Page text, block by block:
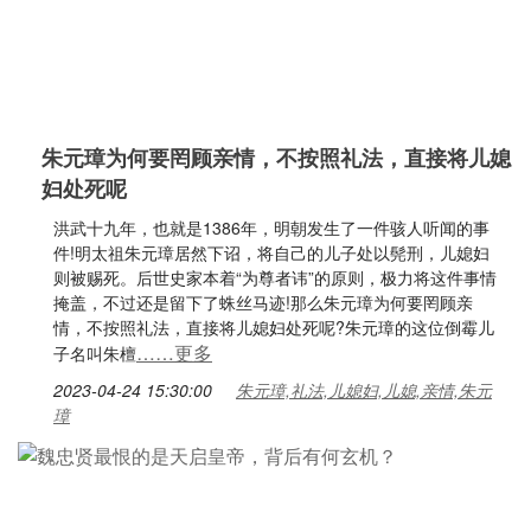
朱元璋为何要罔顾亲情，不按照礼法，直接将儿媳
妇处死呢
洪武十九年，也就是1386年，明朝发生了一件骇人听闻的事
件!明太祖朱元璋居然下诏，将自己的儿子处以髡刑，儿媳妇
则被赐死。后世史家本着“为尊者讳”的原则，极力将这件事情
掩盖，不过还是留下了蛛丝马迹!那么朱元璋为何要罔顾亲
情，不按照礼法，直接将儿媳妇处死呢?朱元璋的这位倒霉儿
子名叫朱檀……更多
2023-04-24 15:30:00
朱元璋,礼法,儿媳妇,儿媳,亲情,朱元
璋